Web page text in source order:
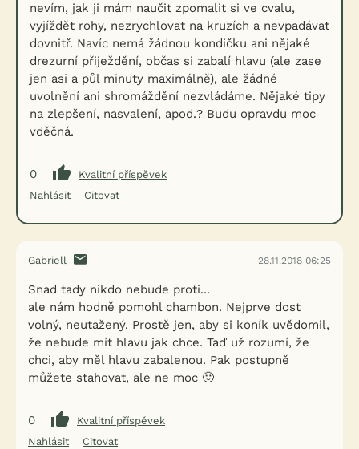
nevím, jak ji mám naučit zpomalit si ve cvalu,
vyjíždět rohy, nezrychlovat na kruzích a nevpadávat
dovnitř. Navíc nemá žádnou kondičku ani nějaké
drezurní přiježdění, občas si zabalí hlavu (ale zase
jen asi a půl minuty maximálně), ale žádné
uvolnění ani shromáždění nezvládáme. Nějaké tipy
na zlepšení, nasvalení, apod.? Budu opravdu moc
vděčná.
0
Kvalitní příspěvek
Nahlásit
Citovat
Gabriell 28.11.2018 06:25
Snad tady nikdo nebude proti...
ale nám hodně pomohl chambon. Nejprve dost
volný, neutažený. Prostě jen, aby si koník uvědomil,
že nebude mít hlavu jak chce. Taď už rozumí, že
chci, aby měl hlavu zabalenou. Pak postupně
můžete stahovat, ale ne moc 🙂
0
Kvalitní příspěvek
Nahlásit
Citovat